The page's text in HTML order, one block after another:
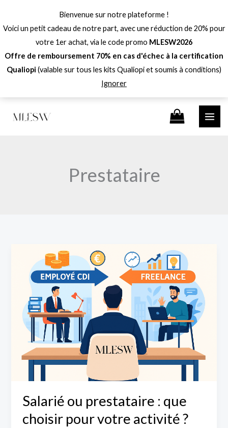
Bienvenue sur notre plateforme !
Voici un petit cadeau de notre part, avec une réduction de 20% pour
votre 1er achat, via le code promo MLESW2026
Offre de remboursement 70% en cas d'échec à la certification
Qualiopi (valable sur tous les kits Qualiopi et soumis à conditions)
Ignorer
contenu
Prestataire
Salarié ou prestataire : que
choisir pour votre activité ?
prestataire
que
choisir
pour
votre
activité